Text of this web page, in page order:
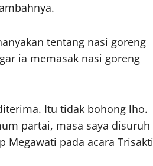
tentang nasi goreng
ia memasak nasi goreng
Itu tidak bohong lho.
partai, masa saya disuruh
Megawati pada acara Trisakti